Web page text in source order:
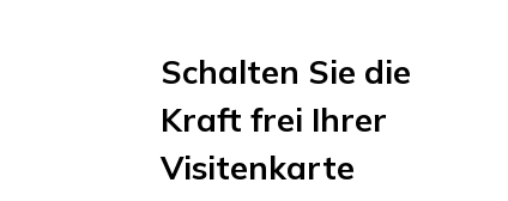
Schalten Sie die
Kraft frei Ihrer
Visitenkarte